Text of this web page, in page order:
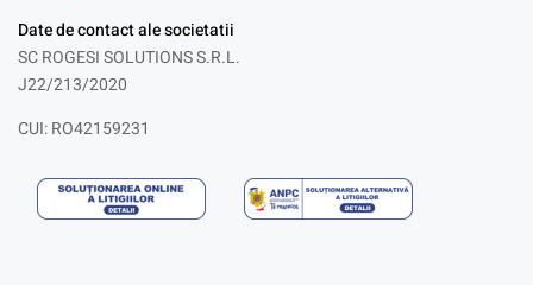
Date de contact ale societatii
SC ROGESI SOLUTIONS S.R.L.
J22/213/2020
CUI: RO42159231